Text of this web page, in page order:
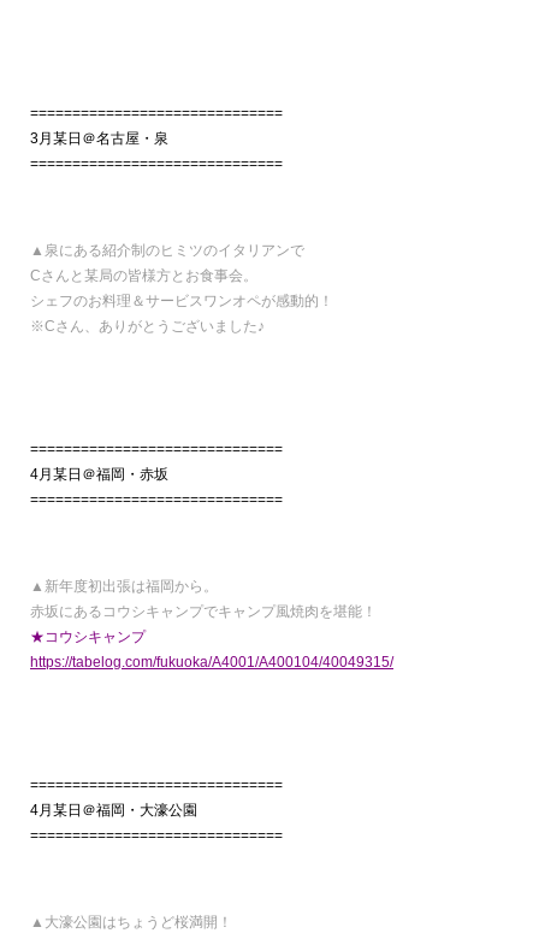
==============================
3月某日＠名古屋・泉
==============================
▲泉にある紹介制のヒミツのイタリアンで
Cさんと某局の皆様方とお食事会。
シェフのお料理＆サービスワンオペが感動的！
※Cさん、ありがとうございました♪
==============================
4月某日＠福岡・赤坂
==============================
▲新年度初出張は福岡から。
赤坂にあるコウシキャンプでキャンプ風焼肉を堪能！
★コウシキャンプ
https://tabelog.com/fukuoka/A4001/A400104/40049315/
==============================
4月某日＠福岡・大濠公園
==============================
▲大濠公園はちょうど桜満開！